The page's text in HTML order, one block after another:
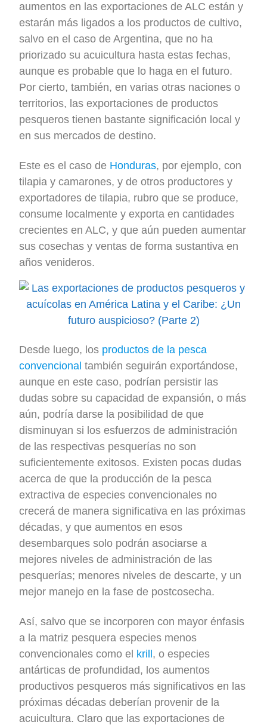
aumentos en las exportaciones de ALC están y
estarán más ligados a los productos de cultivo,
salvo en el caso de Argentina, que no ha
priorizado su acuicultura hasta estas fechas,
aunque es probable que lo haga en el futuro.
Por cierto, también, en varias otras naciones o
territorios, las exportaciones de productos
pesqueros tienen bastante significación local y
en sus mercados de destino.
Este es el caso de Honduras, por ejemplo, con
tilapia y camarones, y de otros productores y
exportadores de tilapia, rubro que se produce,
consume localmente y exporta en cantidades
crecientes en ALC, y que aún pueden aumentar
sus cosechas y ventas de forma sustantiva en
años venideros.
Desde luego, los productos de la pesca
convencional también seguirán exportándose,
aunque en este caso, podrían persistir las
dudas sobre su capacidad de expansión, o más
aún, podría darse la posibilidad de que
disminuyan si los esfuerzos de administración
de las respectivas pesquerías no son
suficientemente exitosos. Existen pocas dudas
acerca de que la producción de la pesca
extractiva de especies convencionales no
crecerá de manera significativa en las próximas
décadas, y que aumentos en esos
desembarques solo podrán asociarse a
mejores niveles de administración de las
pesquerías; menores niveles de descarte, y un
mejor manejo en la fase de postcosecha.
Así, salvo que se incorporen con mayor énfasis
a la matriz pesquera especies menos
convencionales como el krill, o especies
antárticas de profundidad, los aumentos
productivos pesqueros más significativos en las
próximas décadas deberían provenir de la
acuicultura. Claro que las exportaciones de